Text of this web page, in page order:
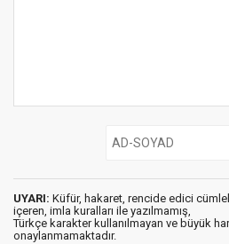
UYARI: Küfür, hakaret, rencide edici
içeren, imla kuralları ile yazılmamış,
Türkçe karakter kullanılmayan ve büyük
onaylanmamaktadır.